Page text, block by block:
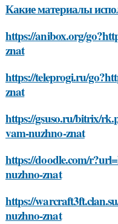
Какие материалы
https://anibox.org/
znat
https://teleprogi.ru/
znat
https://gsuso.ru/bitrix/
vam-nuzhno-znat
https://doodle.com/
nuzhno-znat
https://
nuzhno-znat